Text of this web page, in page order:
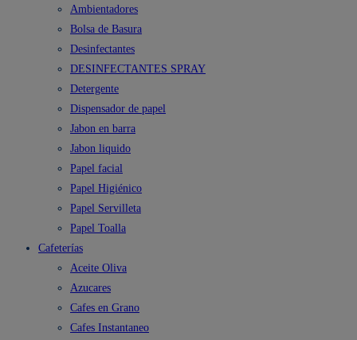
Ambientadores
Bolsa de Basura
Desinfectantes
DESINFECTANTES SPRAY
Detergente
Dispensador de papel
Jabon en barra
Jabon liquido
Papel facial
Papel Higiénico
Papel Servilleta
Papel Toalla
Cafeterías
Aceite Oliva
Azucares
Cafes en Grano
Cafes Instantaneo